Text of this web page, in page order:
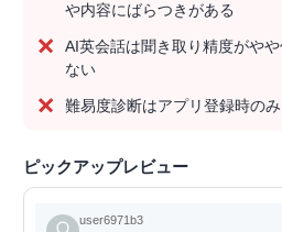
や内容にばらつきがある
AI英会話は聞き取り精度がや
ない
難易度診断はアプリ登録時のみ
ピックアップレビュー
user6971b3